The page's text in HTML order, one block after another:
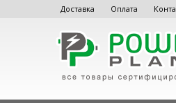
Доставка Оплата